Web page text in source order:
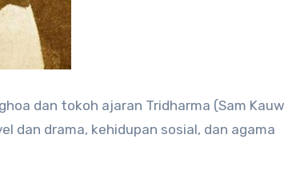
dan tokoh ajaran Tridharma (Sam Kauw
dan drama, kehidupan sosial, dan agama